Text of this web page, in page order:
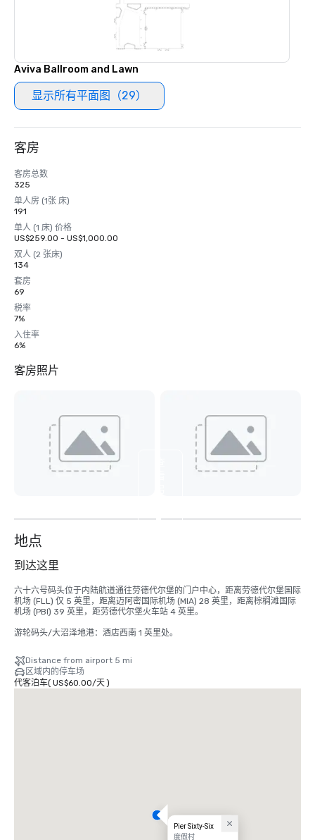
Aviva Ballroom and Lawn
显示所有平面图（29）
客房
客房总数
325
单人房 (1张 床)
191
单人 (1 床) 价格
US$259.00 - US$1,000.00
双人 (2 张床)
134
套房
69
税率
7%
入住率
6%
客房照片
2
地点
到达这里
六十六号码头位于内陆航道通往劳德代尔堡的门户中心，距离劳德代尔堡国际
机场 (FLL) 仅 5 英里，距离迈阿密国际机场 (MIA) 28 英里，距离棕榈滩国际
机场 (PBI) 39 英里，距劳德代尔堡火车站 4 英里。
游轮码头/大沼泽地港：酒店西南 1 英里处。
Distance from airport 5 mi
区域内的停车场
代客泊车( US$60.00/天)
Pier Sixty-Six
度假村